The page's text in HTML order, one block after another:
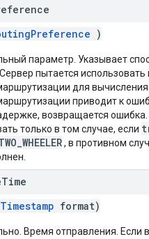
)
параметр. Указывает
пытается
для
приводит к
возвращается
только в том случае, если
, в противном
Time
Timestamp format)
Время отправления. Если